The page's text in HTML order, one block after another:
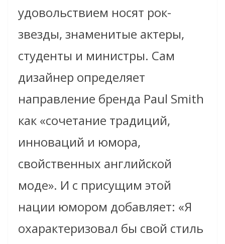
удовольствием носят рок-
звезды, знаменитые актеры,
студенты и министры. Сам
дизайнер определяет
направление бренда Paul Smith
как «сочетание традиций,
инноваций и юмора,
свойственных английской
моде». И с присущим этой
нации юмором добавляет: «Я
охарактеризовал бы свой стиль